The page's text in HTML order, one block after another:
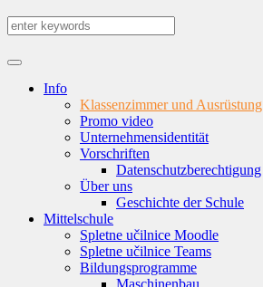
Info
Klassenzimmer und Ausrüstung
Promo video
Unternehmensidentität
Vorschriften
Datenschutzberechtigung
Über uns
Geschichte der Schule
Mittelschule
Spletne učilnice Moodle
Spletne učilnice Teams
Bildungsprogramme
Maschinenbau